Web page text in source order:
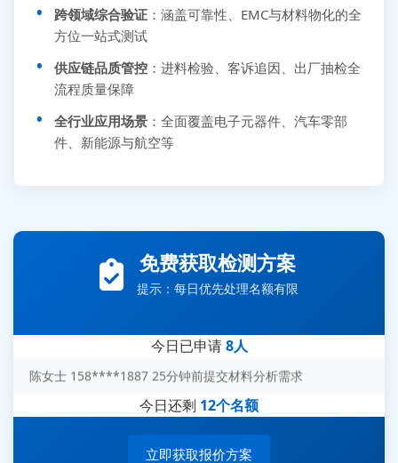
跨领域综合验证 ：涵盖可靠性、EMC与材料物化的全
方位一站式测试
供应链品质管控 ：进料检验、客诉追因、出厂抽检全
流程质量保障
全行业应用场景 ：全面覆盖电子元器件、汽车零部
件、新能源与航空等
免费获取检测方案
提示：每日优先处理名额有限
今日已申请8人
李女士 159****5393 3分钟前提交可靠性测试需求
王经理 186****9012 7分钟前提交并网/涉网试验需求
刘先生 139****7889 18分钟前提交防爆测试需求
周总 136****0539 35分钟前提交机器人测试需求
今日还剩 12个名额
立即获取报价方案